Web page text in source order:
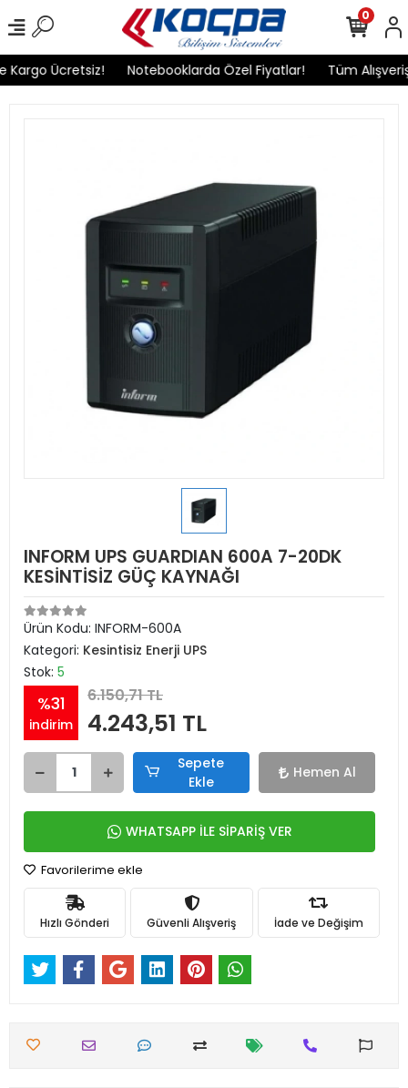
Kargo Ücretsiz! Notebooklarda Özel Fiyatlar! Tüm
0
INFORM UPS GUARDIAN 600A 7-20DK
KESİNTİSİZ GÜÇ KAYNAĞI
Ürün Kodu: INFORM-600A
Kategori: Kesintisiz Enerji UPS
Stok: 5
%31
indirim
6.150,71 TL
4.243,51 TL
Sepete
Ekle
Hemen Al
WHATSAPP İLE SİPARİŞ VER
Favorilerime ekle
Hızlı Gönderi Güvenli Alışveriş İade ve Değişim